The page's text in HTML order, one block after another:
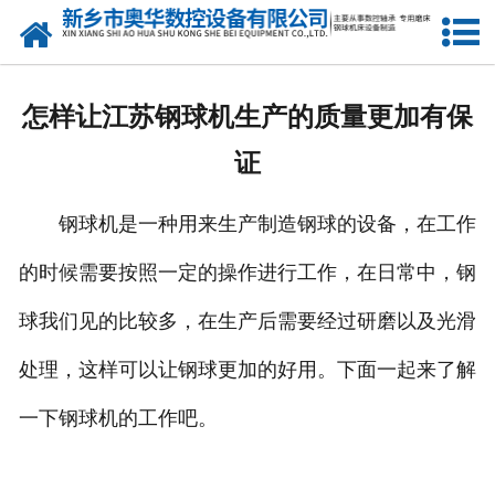
网站首页
公司风采
人才招聘
怎样让江苏钢球机生产的质量更加有保
证
钢球机是一种用来生产制造钢球的设备，在工作
的时候需要按照一定的操作进行工作，在日常中，钢
球我们见的比较多，在生产后需要经过研磨以及光滑
处理，这样可以让钢球更加的好用。下面一起来了解
一下钢球机的工作吧。